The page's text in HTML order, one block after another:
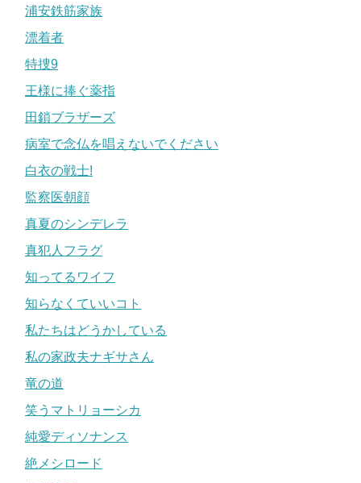
浦安鉄筋家族
漂着者
特捜9
王様に捧ぐ薬指
田鎖ブラザーズ
病室で念仏を唱えないでください
白衣の戦士!
監察医朝顔
真夏のシンデレラ
真犯人フラグ
知ってるワイフ
知らなくていいコト
私たちはどうかしている
私の家政夫ナギサさん
竜の道
笑うマトリョーシカ
純愛ディソナンス
絶メシロード